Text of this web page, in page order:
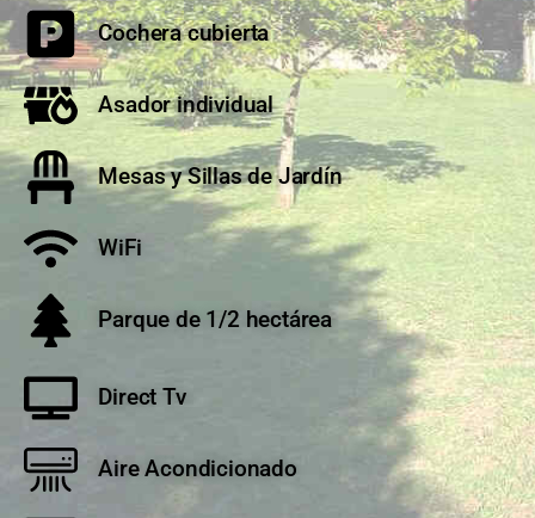
Cochera cubierta
Asador individual
Mesas y Sillas de Jardín
WiFi
Parque de 1/2 hectárea
Direct Tv
Aire Acondicionado